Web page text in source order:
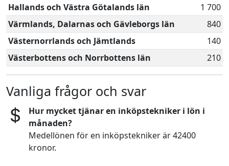
Hallands och Västra Götalands län
1 700
Värmlands, Dalarnas och Gävleborgs län
840
Västernorrlands och Jämtlands
140
Västerbottens och Norrbottens län
210
Vanliga frågor och svar
Hur mycket tjänar en inköpstekniker i lön i
månaden?
Medellönen för en inköpstekniker är 42400
kronor.